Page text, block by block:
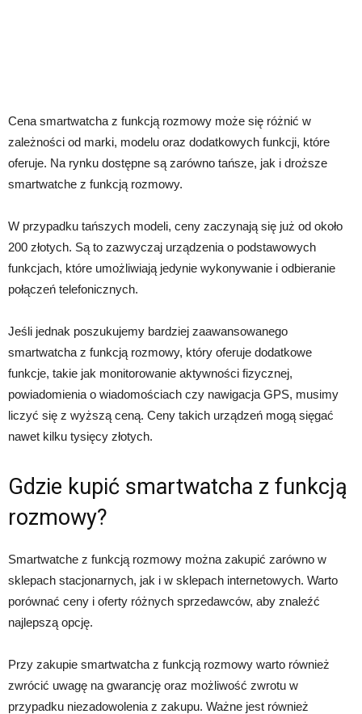
Cena smartwatcha z funkcją rozmowy może się różnić w
zależności od marki, modelu oraz dodatkowych funkcji, które
oferuje. Na rynku dostępne są zarówno tańsze, jak i droższe
smartwatche z funkcją rozmowy.
W przypadku tańszych modeli, ceny zaczynają się już od około
200 złotych. Są to zazwyczaj urządzenia o podstawowych
funkcjach, które umożliwiają jedynie wykonywanie i odbieranie
połączeń telefonicznych.
Jeśli jednak poszukujemy bardziej zaawansowanego
smartwatcha z funkcją rozmowy, który oferuje dodatkowe
funkcje, takie jak monitorowanie aktywności fizycznej,
powiadomienia o wiadomościach czy nawigacja GPS, musimy
liczyć się z wyższą ceną. Ceny takich urządzeń mogą sięgać
nawet kilku tysięcy złotych.
Gdzie kupić smartwatcha z funkcją
rozmowy?
Smartwatche z funkcją rozmowy można zakupić zarówno w
sklepach stacjonarnych, jak i w sklepach internetowych. Warto
porównać ceny i oferty różnych sprzedawców, aby znaleźć
najlepszą opcję.
Przy zakupie smartwatcha z funkcją rozmowy warto również
zwrócić uwagę na gwarancję oraz możliwość zwrotu w
przypadku niezadowolenia z zakupu. Ważne jest również